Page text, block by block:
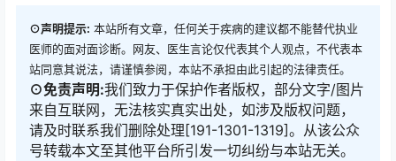
⊙声明提示: 本站所有文章，任何关于疾病的建议都不能替代执业
医师的面对面诊断。网友、医生言论仅代表其个人观点，不代表本
站同意其说法，请谨慎参阅，本站不承担由此引起的法律责任。
⊙免责声明:我们致力于保护作者版权，部分文字/图片
来自互联网，无法核实真实出处，如涉及版权问题，
请及时联系我们删除处理[191-1301-1319]。从该公众
号转载本文至其他平台所引发一切纠纷与本站无关。